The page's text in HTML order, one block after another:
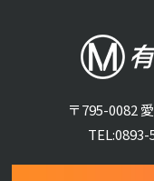
〒795-0082
TEL:0893-